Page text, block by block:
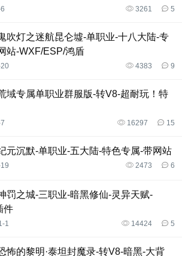
5
3261
吹灯之迷航昆仑墟-单职业-十八大陆-专
站-WXF/ESP/鸿盾
9
4383
域专属单职业群服版-转V8-超耐玩！特
15
16297
元沉默-单职业-五大陆-特色专属-带网站
6
2473
罚之城-三职业-暗黑修仙-灵异天赋-
件
1 5
14424
怖的黎明·泰坦封魔录-转V8-暗黑-大背